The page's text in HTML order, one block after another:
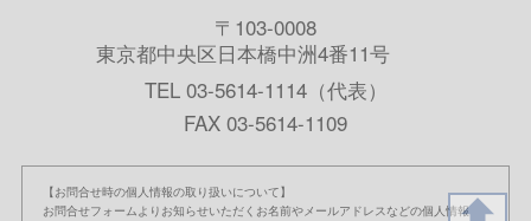
〒103-0008
東京都中央区日本橋中洲4番11号
TEL 03-5614-1114（代表）
FAX 03-5614-1109
【お問合せ時の個人情報の取り扱いについて】
お問合せフォームよりお知らせいただくお名前やメールアドレスなどの個人情報